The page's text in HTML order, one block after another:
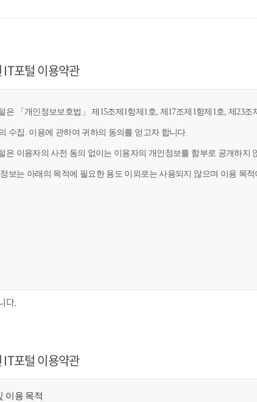
IT포털 이용약관
은 「개인정보보호법」 제15조제1항제1호, 제17조제1항제1호, 제23조
수집. 이용에 관하여 귀하의 동의를 얻고자 합니다.
은 이용자의 사전 동의 없이는 이용자의 개인정보를 함부로 공개하지
보는 아래의 목적에 필요한 용도 이외로는 사용되지 않으며 이용 목
다.
IT포털 이용약관
이용 목적